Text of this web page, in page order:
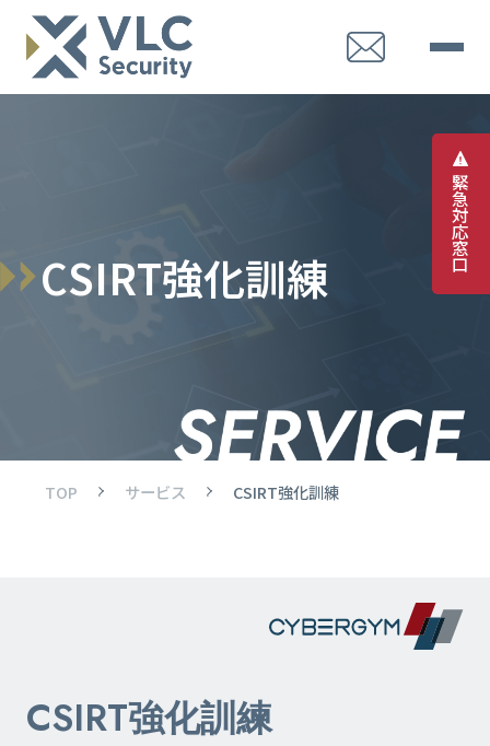
緊
急
対
応
窓
口
CSIRT強化訓練
TOP サービス CSIRT強化訓練
CSIRT強化訓練